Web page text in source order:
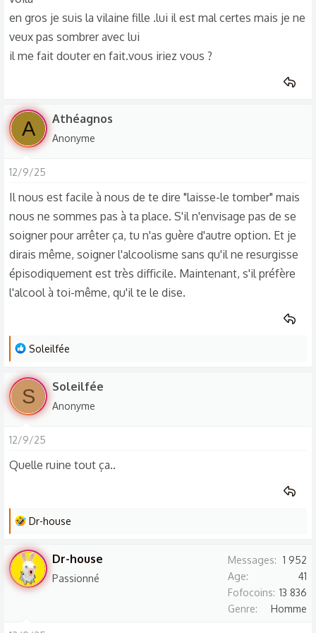
en gros je suis la vilaine fille .lui il est mal certes mais je ne
veux pas sombrer avec lui
il me fait douter en fait.vous iriez vous ?
A Athéagnos
Anonyme
12/9/25
Il nous est facile à nous de te dire "laisse-le tomber" mais
nous ne sommes pas à ta place. S'il n'envisage pas de se
soigner pour arrêter ça, tu n'as guère d'autre option. Et je
dirais même, soigner l'alcoolisme sans qu'il ne resurgisse
épisodiquement est très difficile. Maintenant, s'il préfère
l'alcool à toi-même, qu'il te le dise.
L
s
r
é
c
t
s
:
Soleilfée
S Soleilfée
Anonyme
12/9/25
Quelle ruine tout ça..
L
s
r
é
Dr-house
Dr-house
Passionné
Messages
1 952
Age
41
Fofocoins 13 836
Genre
Homme